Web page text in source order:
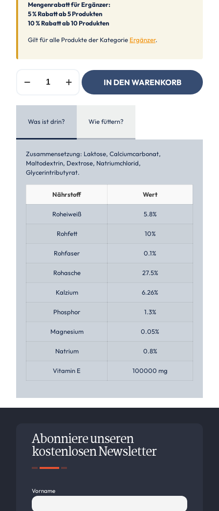
Mengenrabatt für Ergänzer:
5 % Rabatt ab 5 Produkten
10 % Rabatt ab 10 Produkten
Gilt für alle Produkte der Kategorie Ergänzer.
Muscle
IN DEN WARENKORB
Was ist drin? Wie füttern?
Zusammensetzung: Laktose, Calciumcarbonat,
Maltodextrin, Dextrose, Natriumchlorid,
Glycerintributyrat.
Nährstoff Wert
Roheiweiß 5.8%
Rohfett 10%
Rohfaser 0.1%
Rohasche 27.5%
Kalzium 6.26%
Phosphor 1.3%
Magnesium 0.05%
Natrium 0.8%
Vitamin E 100000 mg
Abonniere unseren
kostenlosen Newsletter
Vorname